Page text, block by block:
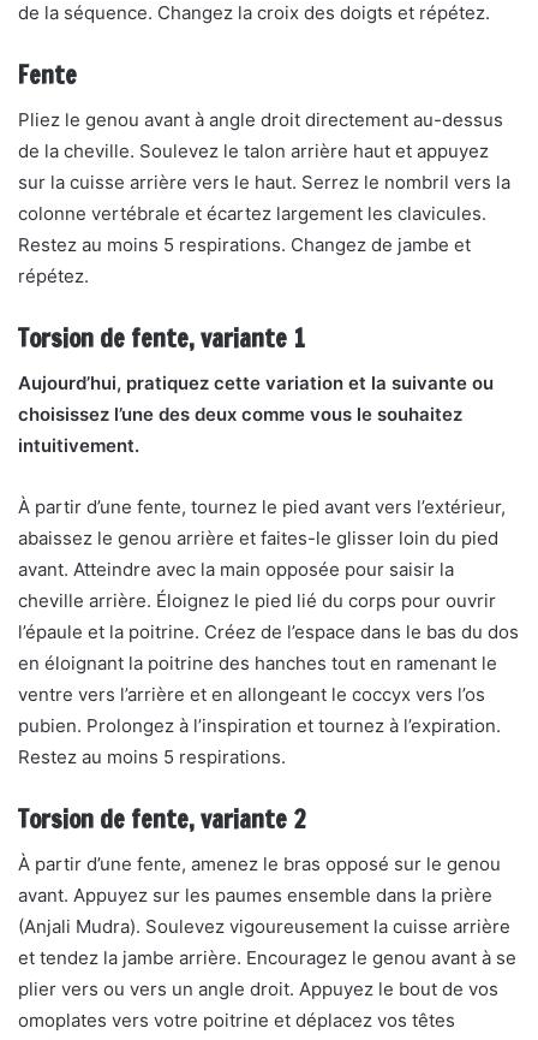
de la séquence. Changez la croix des doigts et répétez.
Fente
Pliez le genou avant à angle droit directement au-dessus
de la cheville. Soulevez le talon arrière haut et appuyez
sur la cuisse arrière vers le haut. Serrez le nombril vers la
colonne vertébrale et écartez largement les clavicules.
Restez au moins 5 respirations. Changez de jambe et
répétez.
Torsion de fente, variante 1
Aujourd’hui, pratiquez cette variation et la suivante ou
choisissez l’une des deux comme vous le souhaitez
intuitivement.
À partir d’une fente, tournez le pied avant vers l’extérieur,
abaissez le genou arrière et faites-le glisser loin du pied
avant. Atteindre avec la main opposée pour saisir la
cheville arrière. Éloignez le pied lié du corps pour ouvrir
l’épaule et la poitrine. Créez de l’espace dans le bas du dos
en éloignant la poitrine des hanches tout en ramenant le
ventre vers l’arrière et en allongeant le coccyx vers l’os
pubien. Prolongez à l’inspiration et tournez à l’expiration.
Restez au moins 5 respirations.
Torsion de fente, variante 2
À partir d’une fente, amenez le bras opposé sur le genou
avant. Appuyez sur les paumes ensemble dans la prière
(Anjali Mudra). Soulevez vigoureusement la cuisse arrière
et tendez la jambe arrière. Encouragez le genou avant à se
plier vers ou vers un angle droit. Appuyez le bout de vos
omoplates vers votre poitrine et déplacez vos têtes